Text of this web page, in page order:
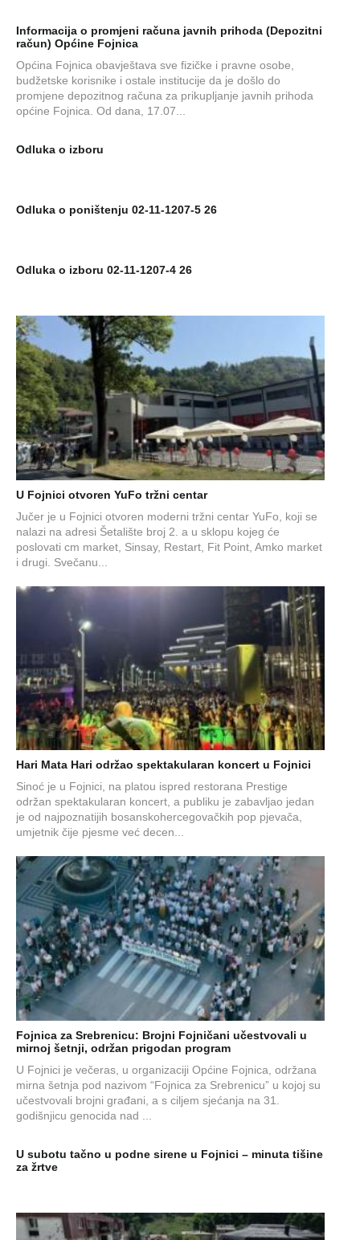
Informacija o promjeni računa javnih prihoda (Depozitni
račun) Općine Fojnica
Općina Fojnica obavještava sve fizičke i pravne osobe,
budžetske korisnike i ostale institucije da je došlo do
promjene depozitnog računa za prikupljanje javnih prihoda
općine Fojnica. Od dana, 17.07...
Odluka o izboru
Odluka o poništenju 02-11-1207-5 26
Odluka o izboru 02-11-1207-4 26
U Fojnici otvoren YuFo tržni centar
Jučer je u Fojnici otvoren moderni tržni centar YuFo, koji se
nalazi na adresi Šetalište broj 2. a u sklopu kojeg će
poslovati cm market, Sinsay, Restart, Fit Point, Amko market
i drugi. Svečanu...
Hari Mata Hari održao spektakularan koncert u Fojnici
Sinoć je u Fojnici, na platou ispred restorana Prestige
održan spektakularan koncert, a publiku je zabavljao jedan
je od najpoznatijih bosanskohercegovačkih pop pjevača,
umjetnik čije pjesme već decen...
Fojnica za Srebrenicu: Brojni Fojničani učestvovali u
mirnoj šetnji, održan prigodan program
U Fojnici je večeras, u organizaciji Općine Fojnica, održana
mirna šetnja pod nazivom “Fojnica za Srebrenicu” u kojoj su
učestvovali brojni građani, a s ciljem sjećanja na 31.
godišnjicu genocida nad ...
U subotu tačno u podne sirene u Fojnici – minuta tišine
za žrtve